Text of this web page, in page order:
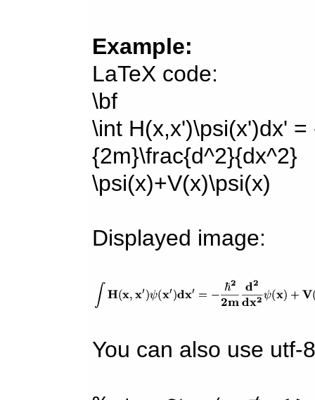
Example:
LaTeX code:
\bf
\int H(x,x')\psi(x')dx'
{2m}\frac{d^2}{dx^2}
\psi(x)+V(x)\psi(x)
Displayed image:
You can also use utf-